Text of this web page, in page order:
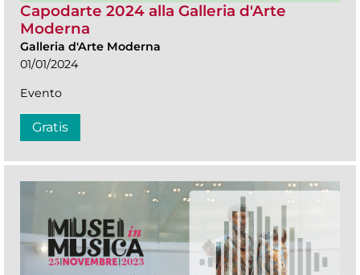
Capodarte 2024 alla Galleria d'Arte
Moderna
Galleria d'Arte Moderna
01/01/2024
Evento
Gratis